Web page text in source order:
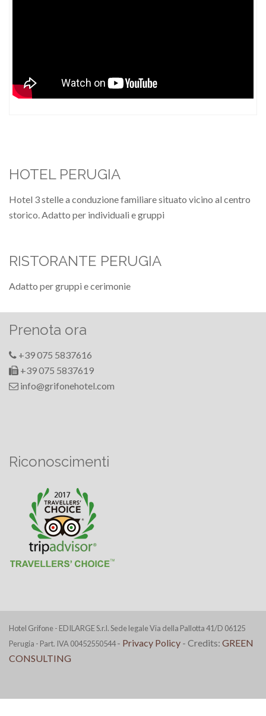
HOTEL PERUGIA
Hotel 3 stelle a conduzione familiare situato vicino al centro
storico. Adatto per individuali e gruppi
RISTORANTE PERUGIA
Adatto per gruppi e cerimonie
Prenota ora
+39 075 5837616
+39 075 5837619
info@grifonehotel.com
Riconoscimenti
Hotel Grifone - EDILARGE S.r.l. Sede legale Via della Pallotta 41/D 06125
Perugia - Part. IVA 00452550544- Privacy Policy - Credits: GREEN
CONSULTING